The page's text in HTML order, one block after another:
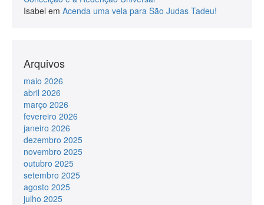
Isabel em Acenda uma vela para São Judas Tadeu!
Arquivos
maio 2026
abril 2026
março 2026
fevereiro 2026
janeiro 2026
dezembro 2025
novembro 2025
outubro 2025
setembro 2025
agosto 2025
julho 2025